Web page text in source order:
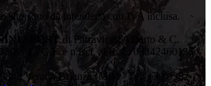
sito sono da intendersi con IVA inclusa.
SPORT di Parravicini Alberto & C.
- C.F. e n.iscr. al R. I.: 08242460155 -
Verano Brianza (MB) - Tel: +39 0362